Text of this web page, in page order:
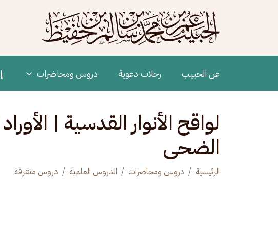
Main navigation
عن الحبيب رحلات دعوية دروس ومحاضرات
لواقح الأنوار القدسية |
الضحى
الرئيسية دروس ومحاضرات الدروس العلمية دروس متفرقة